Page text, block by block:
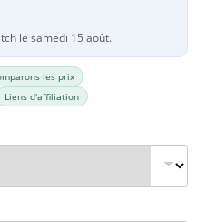
le samedi 15 août.
les prix
Liens d'affiliation